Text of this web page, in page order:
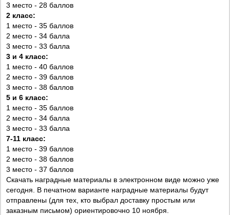
3 место - 28 баллов
2 класс:
1 место - 35 баллов
2 место - 34 балла
3 место - 33 балла
3 и 4 класс:
1 место - 40 баллов
2 место - 39 баллов
3 место - 38 баллов
5 и 6 класс:
1 место - 35 баллов
2 место - 34 балла
3 место - 33 балла
7-11 класс:
1 место - 39 баллов
2 место - 38 баллов
3 место - 37 баллов
Скачать наградные материалы в электронном виде можно уже
сегодня. В печатном варианте наградные материалы будут
отправлены (для тех, кто выбрал доставку простым или
заказным письмом) ориентировочно 10 ноября.